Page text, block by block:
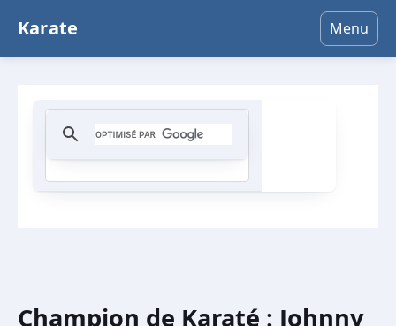
Karate Menu
Champion de Karaté : Johnny